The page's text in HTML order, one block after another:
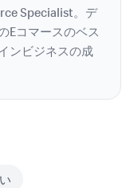
Specialist。デ
Eコマースのベス
ンビジネスの成